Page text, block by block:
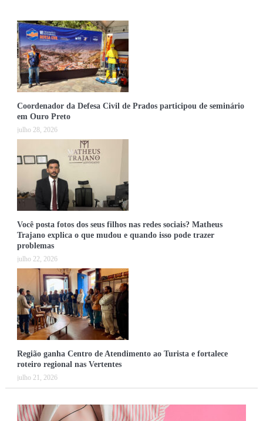
Coordenador da Defesa Civil de Prados participou de seminário
em Ouro Preto
julho 28, 2026
Você posta fotos dos seus filhos nas redes sociais? Matheus
Trajano explica o que mudou e quando isso pode trazer
problemas
julho 22, 2026
Região ganha Centro de Atendimento ao Turista e fortalece
roteiro regional nas Vertentes
julho 21, 2026